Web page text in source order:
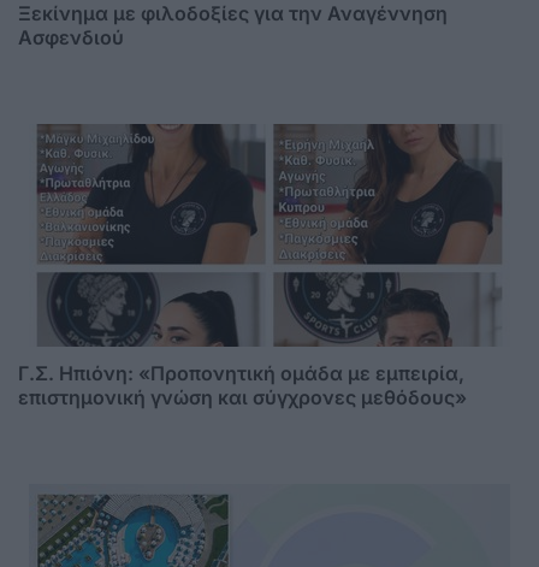
Ξεκίνημα με φιλοδοξίες για την Αναγέννηση
Ασφενδιού
Γ.Σ. Ηπιόνη: «Προπονητική ομάδα με εμπειρία,
επιστημονική γνώση και σύγχρονες μεθόδους»